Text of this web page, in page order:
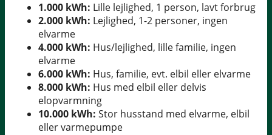
1.000 kWh: Lille lejlighed, 1 person, lavt forbrug
2.000 kWh: Lejlighed, 1-2 personer, ingen
elvarme
4.000 kWh: Hus/lejlighed, lille familie, ingen
elvarme
6.000 kWh: Hus, familie, evt. elbil eller elvarme
8.000 kWh: Hus med elbil eller delvis
elopvarmning
10.000 kWh: Stor husstand med elvarme, elbil
eller varmepumpe